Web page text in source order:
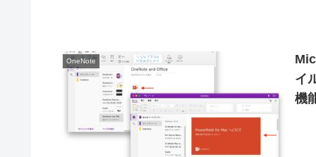
OneNote
イ
機